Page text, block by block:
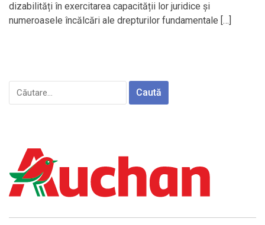
dizabilități în exercitarea capacității lor juridice și
numeroasele încălcări ale drepturilor fundamentale […]
Caută
după: